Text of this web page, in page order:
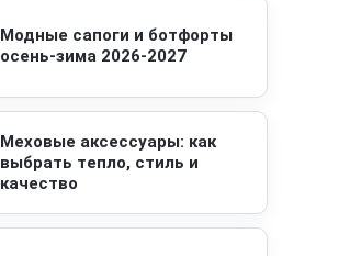
Модные сапоги и ботфорты
осень-зима 2026-2027
Меховые аксессуары: как
выбрать тепло, стиль и
качество